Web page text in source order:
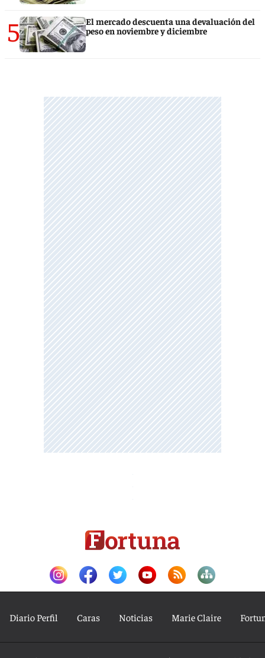
5
El mercado descuenta una devaluación del
peso en noviembre y diciembre
Diario Perfil Caras Noticias Marie Claire